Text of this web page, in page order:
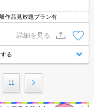
作品見放題プラン有
詳細を見る
る
11